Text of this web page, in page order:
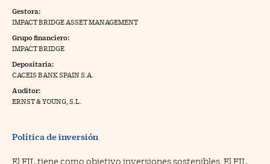
Pyme
a Cinco Días
Gestora:
IMPACT BRIDGE ASSET MANAGEMENT
Grupo financiero:
IMPACT BRIDGE
Depositaria:
CACEIS BANK SPAIN S.A.
Auditor:
ERNST & YOUNG, S.L.
Política de inversión
El FIL tiene como objetivo inversiones sostenibles. El FIL